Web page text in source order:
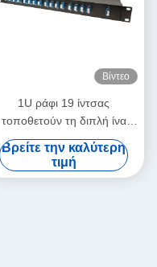
Βίντεο
1U ράφι 19 ίντσας
τοποθετούν τη διπλή ίνα
1x16 DWDM Mux Demux
δικτύων
Βρείτε την καλύτερη
τιμή